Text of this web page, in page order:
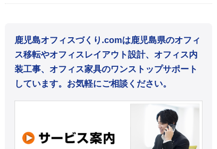
鹿児島オフィスづくり.comは鹿児島県のオフィ
ス移転やオフィスレイアウト設計、オフィス内
装工事、オフィス家具のワンストップサポート
しています。お気軽にご相談ください。